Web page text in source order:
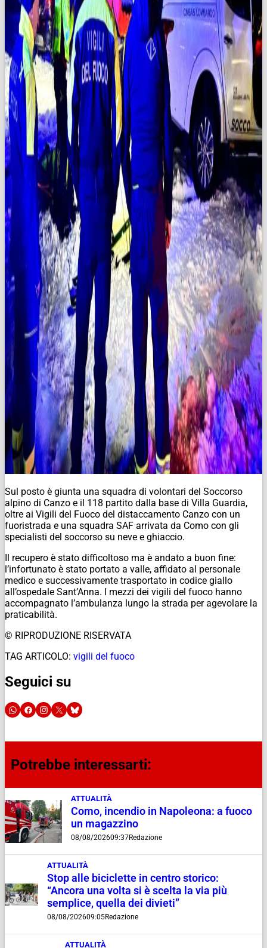
Sul posto è giunta una squadra di volontari del Soccorso
alpino di Canzo e il 118 partito dalla base di Villa Guardia,
oltre ai Vigili del Fuoco del distaccamento Canzo con un
fuoristrada e una squadra SAF arrivata da Como con gli
specialisti del soccorso su neve e ghiaccio.
Il recupero è stato difficoltoso ma è andato a buon fine:
l’infortunato è stato portato a valle, affidato al personale
medico e successivamente trasportato in codice giallo
all’ospedale Sant’Anna. I mezzi dei vigili del fuoco hanno
accompagnato l’ambulanza lungo la strada per agevolare la
praticabilità.
© RIPRODUZIONE RISERVATA
TAG ARTICOLO: vigili del fuoco
Seguici su
Potrebbe interessarti:
ATTUALITÀ
Como, incendio in Napoleona: a fuoco
un magazzino
08/08/202609:37Redazione
ATTUALITÀ
Stop alle biciclette in centro storico:
“Ancora una volta si è scelta la via più
semplice, quella dei divieti”
08/08/202609:05Redazione
ATTUALITÀ